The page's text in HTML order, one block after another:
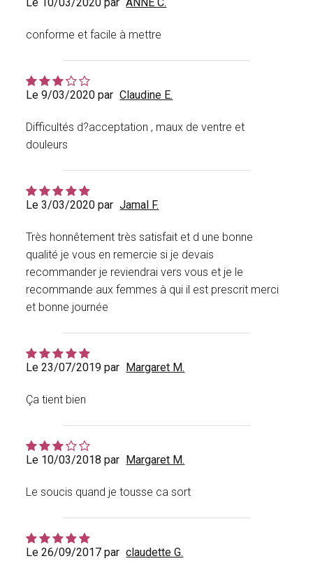
conforme et facile à mettre
Le 9/03/2020 par Claudine E.
Difficultés d?acceptation , maux de ventre et
douleurs
Le 3/03/2020 par Jamal F.
Très honnêtement très satisfait et d une bonne
qualité je vous en remercie si je devais
recommander je reviendrai vers vous et je le
recommande aux femmes à qui il est prescrit merci
et bonne journée
Le 23/07/2019 par Margaret M.
Ça tient bien
Le 10/03/2018 par Margaret M.
Le soucis quand je tousse ca sort
Le 26/09/2017 par claudette G.